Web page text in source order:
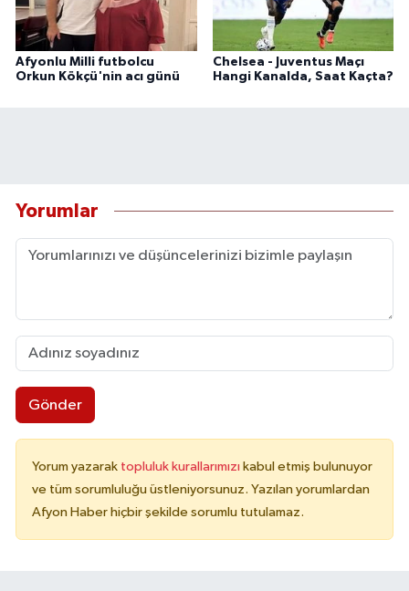
Afyonlu Milli futbolcu
Orkun Kökçü'nin acı günü
Chelsea - Juventus Maçı
Hangi Kanalda, Saat Kaçta?
Yorumlar
Gönder
Yorum yazarak topluluk kurallarımızı kabul etmiş bulunuyor
ve tüm sorumluluğu üstleniyorsunuz. Yazılan yorumlardan
Afyon Haber hiçbir şekilde sorumlu tutulamaz.